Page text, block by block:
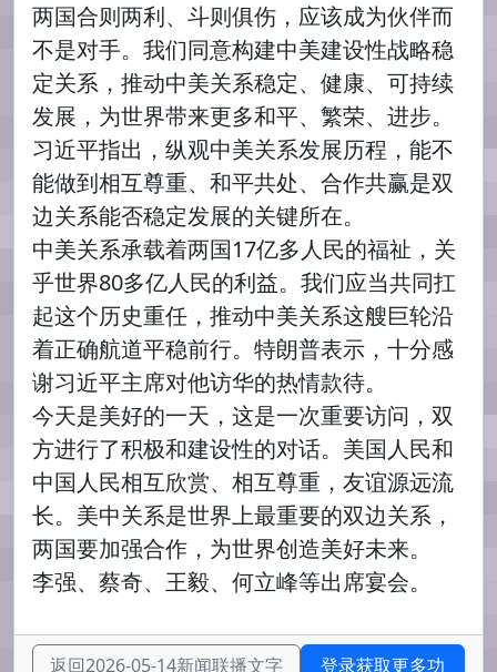
两国合则两利、斗则俱伤，应该成为伙伴而
不是对手。我们同意构建中美建设性战略稳
定关系，推动中美关系稳定、健康、可持续
发展，为世界带来更多和平、繁荣、进步。
习近平指出，纵观中美关系发展历程，能不
能做到相互尊重、和平共处、合作共赢是双
边关系能否稳定发展的关键所在。
中美关系承载着两国17亿多人民的福祉，关
乎世界80多亿人民的利益。我们应当共同扛
起这个历史重任，推动中美关系这艘巨轮沿
着正确航道平稳前行。特朗普表示，十分感
谢习近平主席对他访华的热情款待。
今天是美好的一天，这是一次重要访问，双
方进行了积极和建设性的对话。美国人民和
中国人民相互欣赏、相互尊重，友谊源远流
长。美中关系是世界上最重要的双边关系，
两国要加强合作，为世界创造美好未来。
李强、蔡奇、王毅、何立峰等出席宴会。
返回2026-05-14新闻联播文字 登录获取更多功